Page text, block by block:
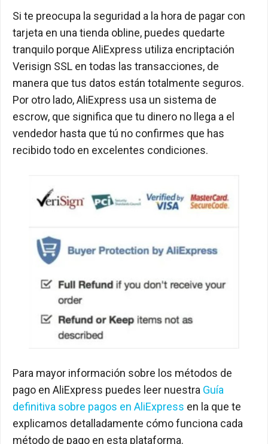
Si te preocupa la seguridad a la hora de pagar con
tarjeta en una tienda obline, puedes quedarte
tranquilo porque AliExpress utiliza encriptación
Verisign SSL en todas las transacciones, de
manera que tus datos están totalmente seguros.
Por otro lado, AliExpress usa un sistema de
escrow, que significa que tu dinero no llega a el
vendedor hasta que tú no confirmes que has
recibido todo en excelentes condiciones.
Para mayor información sobre los métodos de
pago en AliExpress puedes leer nuestra Guía
definitiva sobre pagos en AliExpress en la que te
explicamos detalladamente cómo funciona cada
método de pago en esta plataforma.